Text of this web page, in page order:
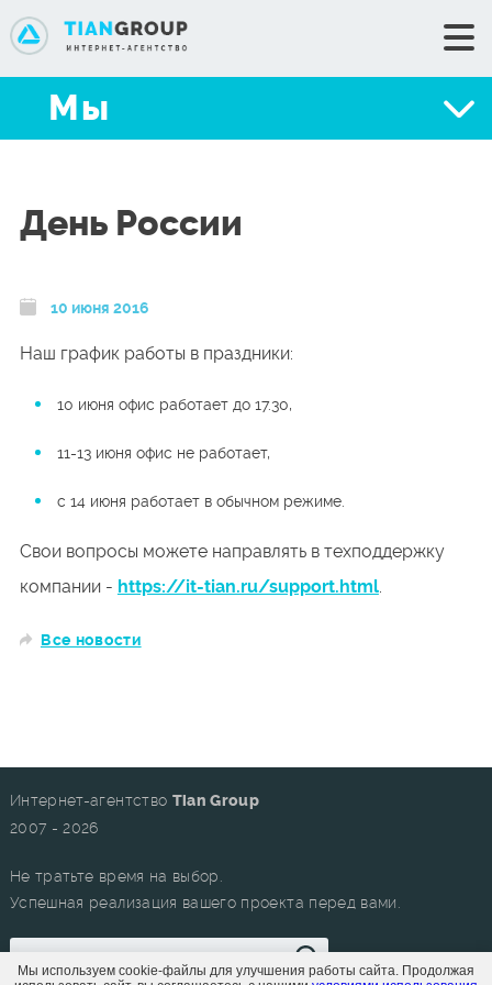
Мы используем cookie-файлы для улучшения работы сайта. Продолжая
Мы
Услуги
Техподдержка
Контакты
+7 (351) 776-34-35
Мы
День России
10 июня 2016
Наш график работы в праздники:
10 июня офис работает до 17.30,
11-13 июня офис не работает,
с 14 июня работает в обычном режиме.
Свои вопросы можете направлять в техподдержку
компании - https://it-tian.ru/support.html.
Все новости
Интернет-агентство Tian Group
2007 - 2026
Не тратьте время на выбор.
Успешная реализация вашего проекта перед вами.